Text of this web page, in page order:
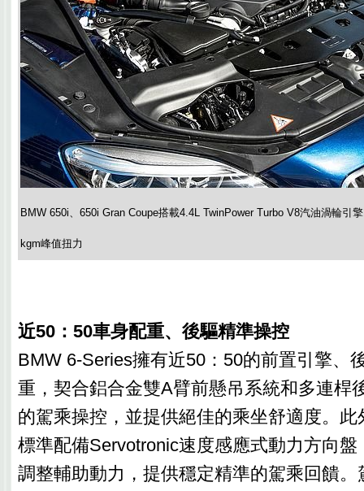
BMW 650i、650i Gran Coupe搭載4.4L TwinPower Turbo V8汽油渦輪引
kgm峰值扭力
近50：50車身配重、後驅精準操控
BMW 6-Series擁有近50：50的前置引擎、
重，契合鋁合金雙A臂前懸吊系統和多連桿
的駕乘操控，並提供絕佳的乘坐舒適度。此
標準配備Servotronic速度感應式動力方向
調整輔助動力，提供穩定精準的駕乘回饋